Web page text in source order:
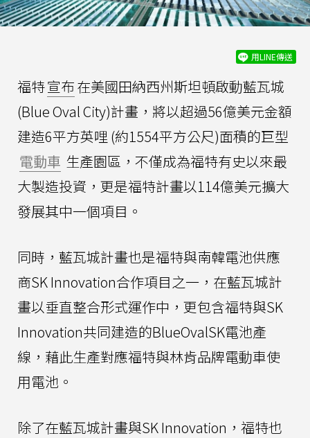
用LINE傳送
福特宣布在美國田納西州斯坦頓啟動藍瓦城
(Blue Oval City)計畫，將以超過56億美元金額
建造6平方英哩 (約1554平方公尺)面積的巨型
電動車 生產園區，不僅成為福特有史以來最
大製造投資，更是福特計畫以114億美元擴大
發展其中一個項目。
同時，藍瓦城計畫也是福特與南韓電池供應
商SK Innovation合作項目之一，在藍瓦城計
畫以垂直整合形式運作中，更包含福特與SK
Innovation共同建造的BlueOvalSK電池產
線，藉此生產對應福特與林肯品牌電動車使
用電池。
除了在藍瓦城計畫與SK Innovation，福特也